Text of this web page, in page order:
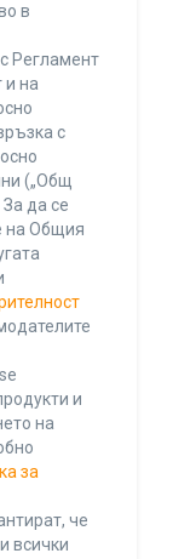
в
Регламент
и на
с
(„Общ
да се
на Общия
и
на
за
че
всички